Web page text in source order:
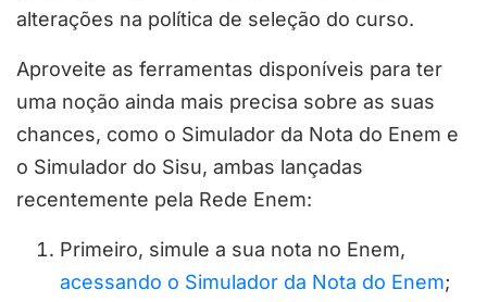
alterações na política de seleção do curso.
Aproveite as ferramentas disponíveis para ter
uma noção ainda mais precisa sobre as suas
chances, como o Simulador da Nota do Enem e
o Simulador do Sisu, ambas lançadas
recentemente pela Rede Enem:
Primeiro, simule a sua nota no Enem,
acessando o Simulador da Nota do Enem;